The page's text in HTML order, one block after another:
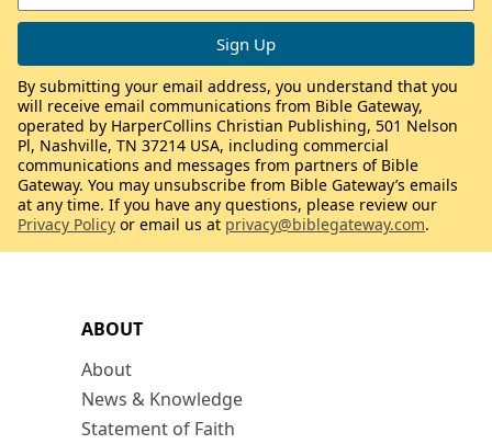
ABOUT
About
News & Knowledge
Statement of Faith
By submitting your email address, you understand that you
will receive email communications from Bible Gateway,
operated by HarperCollins Christian Publishing, 501 Nelson
Pl, Nashville, TN 37214 USA, including commercial
communications and messages from partners of Bible
Gateway. You may unsubscribe from Bible Gateway’s emails
at any time. If you have any questions, please review our
Privacy Policy or email us at privacy@biblegateway.com.